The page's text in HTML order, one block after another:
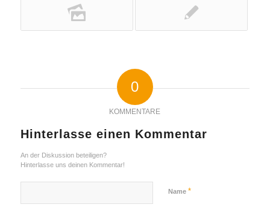
0
KOMMENTARE
Hinterlasse einen Kommentar
An der Diskussion beteiligen?
Hinterlasse uns deinen Kommentar!
Name *